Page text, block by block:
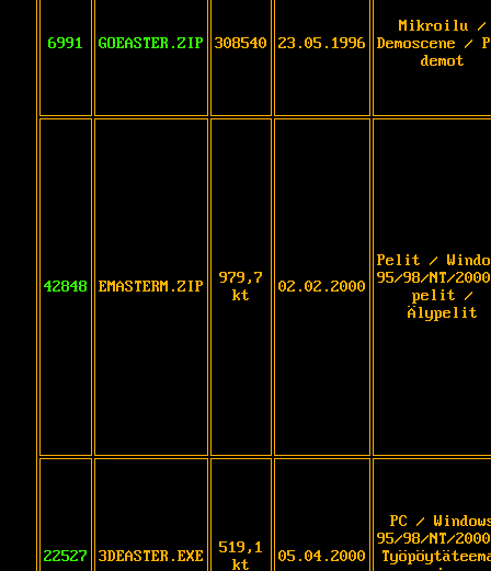
6991 GOEASTER.ZIP 308540 23.05.1996
Mikroilu /
Demoscene /
demot
42848 EMASTERM.ZIP
979,7
kt
02.02.2000
Pelit /
95/98/NT/
pelit /
Älypelit
22527 3DEASTER.EXE
519,1
kt
05.04.2000
PC /
95/98/NT/